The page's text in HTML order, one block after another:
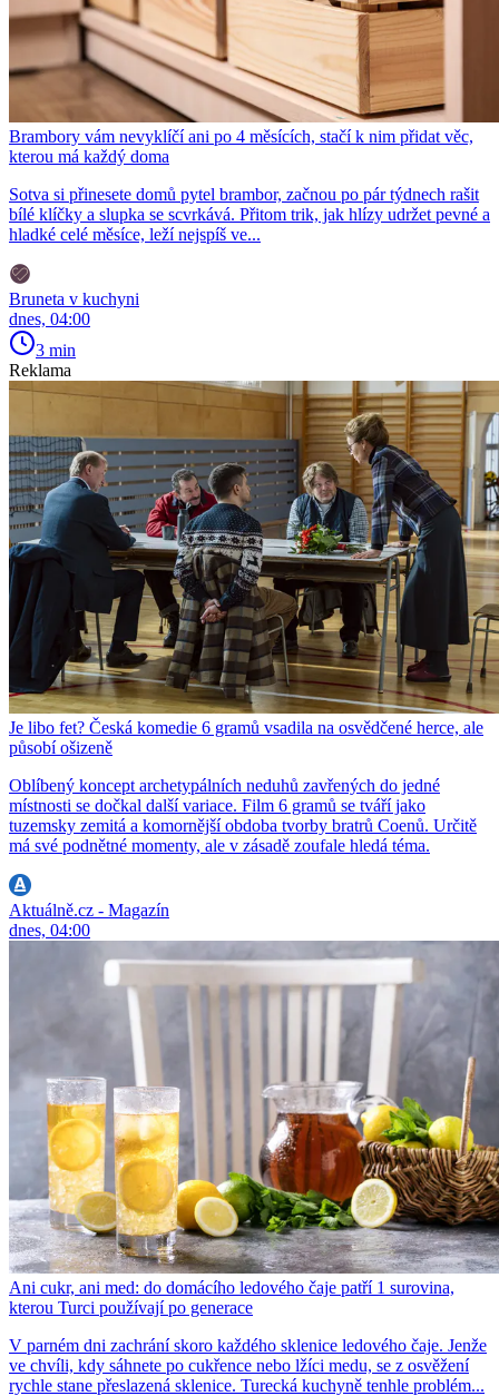
Brambory vám nevyklíčí ani po 4 měsících, stačí k nim přidat věc,
kterou má každý doma
Sotva si přinesete domů pytel brambor, začnou po pár týdnech rašit
bílé klíčky a slupka se scvrkává. Přitom trik, jak hlízy udržet pevné a
hladké celé měsíce, leží nejspíš ve...
Bruneta v kuchyni
dnes, 04:00
3 min
Reklama
Je libo fet? Česká komedie 6 gramů vsadila na osvědčené herce, ale
působí ošizeně
Oblíbený koncept archetypálních neduhů zavřených do jedné
místnosti se dočkal další variace. Film 6 gramů se tváří jako
tuzemsky zemitá a komornější obdoba tvorby bratrů Coenů. Určitě
má své podnětné momenty, ale v zásadě zoufale hledá téma.
Aktuálně.cz - Magazín
dnes, 04:00
Ani cukr, ani med: do domácího ledového čaje patří 1 surovina,
kterou Turci používají po generace
V parném dni zachrání skoro každého sklenice ledového čaje. Jenže
ve chvíli, kdy sáhnete po cukřence nebo lžíci medu, se z osvěžení
rychle stane přeslazená sklenice. Turecká kuchyně tenhle problém...